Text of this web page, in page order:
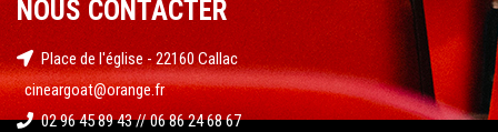
NOUS CONTACTER
Place de l'église - 22160 Callac
cineargoat@orange.fr
02 96 45 89 43 // 06 86 24 68 67